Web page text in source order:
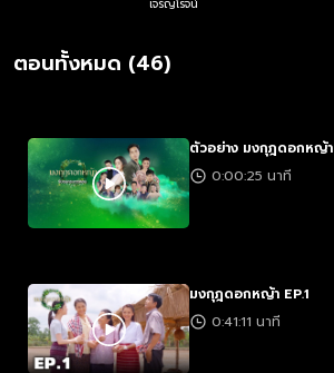
เจริญโรจน์
ตอนทั้งหมด (46)
ตัวอย่าง มงกุฎดอกหญ้า
0:00:25 นาที
มงกุฎดอกหญ้า EP.1
0:41:11 นาที